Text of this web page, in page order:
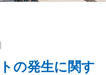
の発生に関す